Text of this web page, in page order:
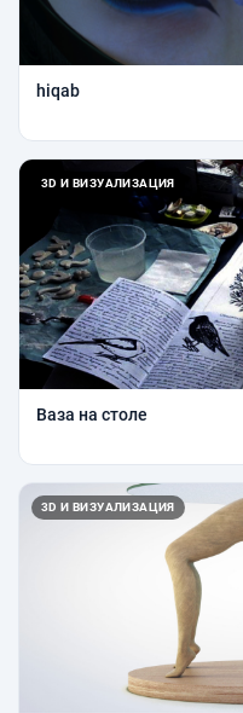
hiqab
3D И ВИЗУАЛИЗАЦИЯ
Ваза на столе
3D И ВИЗУАЛИЗАЦИЯ